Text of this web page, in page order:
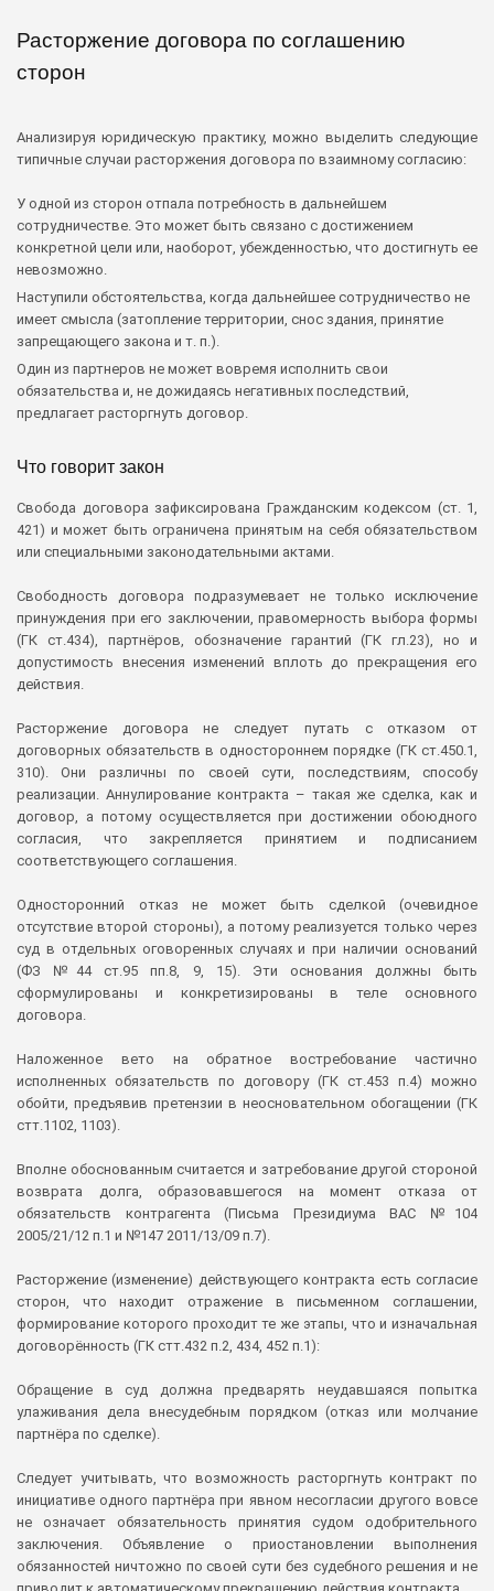
Расторжение договора по соглашению
сторон
Анализируя юридическую практику, можно выделить следующие
типичные случаи расторжения договора по взаимному согласию:
У одной из сторон отпала потребность в дальнейшем
сотрудничестве. Это может быть связано с достижением
конкретной цели или, наоборот, убежденностью, что достигнуть ее
невозможно.
Наступили обстоятельства, когда дальнейшее сотрудничество не
имеет смысла (затопление территории, снос здания, принятие
запрещающего закона и т. п.).
Один из партнеров не может вовремя исполнить свои
обязательства и, не дожидаясь негативных последствий,
предлагает расторгнуть договор.
Что говорит закон
Свобода договора зафиксирована Гражданским кодексом (ст. 1,
421) и может быть ограничена принятым на себя обязательством
или специальными законодательными актами.
Свободность договора подразумевает не только исключение
принуждения при его заключении, правомерность выбора формы
(ГК ст.434), партнёров, обозначение гарантий (ГК гл.23), но и
допустимость внесения изменений вплоть до прекращения его
действия.
Расторжение договора не следует путать с отказом от
договорных обязательств в одностороннем порядке (ГК ст.450.1,
310). Они различны по своей сути, последствиям, способу
реализации. Аннулирование контракта – такая же сделка, как и
договор, а потому осуществляется при достижении обоюдного
согласия, что закрепляется принятием и подписанием
соответствующего соглашения.
Односторонний отказ не может быть сделкой (очевидное
отсутствие второй стороны), а потому реализуется только через
суд в отдельных оговоренных случаях и при наличии оснований
(ФЗ №44 ст.95 пп.8, 9, 15). Эти основания должны быть
сформулированы и конкретизированы в теле основного
договора.
Наложенное вето на обратное востребование частично
исполненных обязательств по договору (ГК ст.453 п.4) можно
обойти, предъявив претензии в неосновательном обогащении (ГК
стт.1102, 1103).
Вполне обоснованным считается и затребование другой стороной
возврата долга, образовавшегося на момент отказа от
обязательств контрагента (Письма Президиума ВАС №104
2005/21/12 п.1 и №147 2011/13/09 п.7).
Расторжение (изменение) действующего контракта есть согласие
сторон, что находит отражение в письменном соглашении,
формирование которого проходит те же этапы, что и изначальная
договорённость (ГК стт.432 п.2, 434, 452 п.1):
Обращение в суд должна предварять неудавшаяся попытка
улаживания дела внесудебным порядком (отказ или молчание
партнёра по сделке).
Следует учитывать, что возможность расторгнуть контракт по
инициативе одного партнёра при явном несогласии другого вовсе
не означает обязательность принятия судом одобрительного
заключения. Объявление о приостановлении выполнения
обязанностей ничтожно по своей сути без судебного решения и не